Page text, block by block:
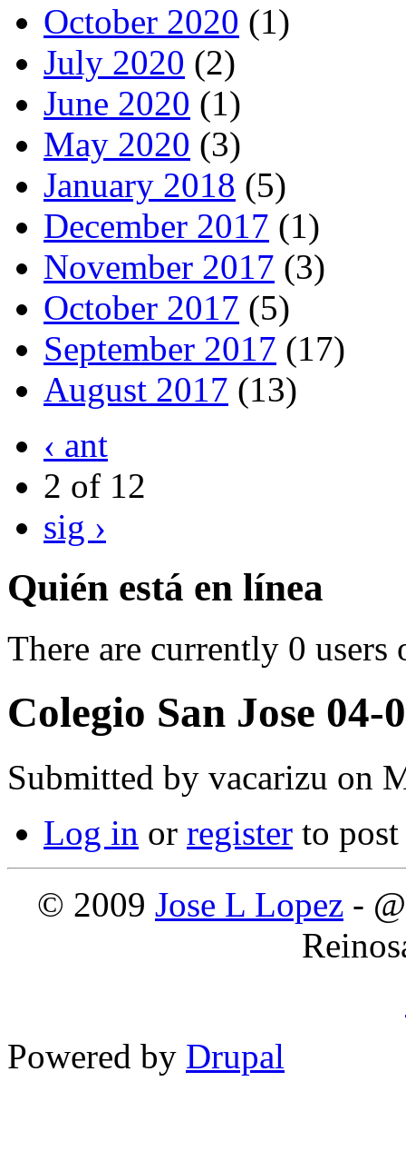
October 2020 (1)
July 2020 (2)
June 2020 (1)
May 2020 (3)
January 2018 (5)
December 2017 (1)
November 2017 (3)
October 2017 (5)
September 2017 (17)
August 2017 (13)
‹ ant
2 of 12
sig ›
Quién está en línea
There are currently 0 users
Colegio San Jose 04-
Submitted by vacarizu on
Log in or register to
© 2009 Jose L Lopez -
Powered by Drupal